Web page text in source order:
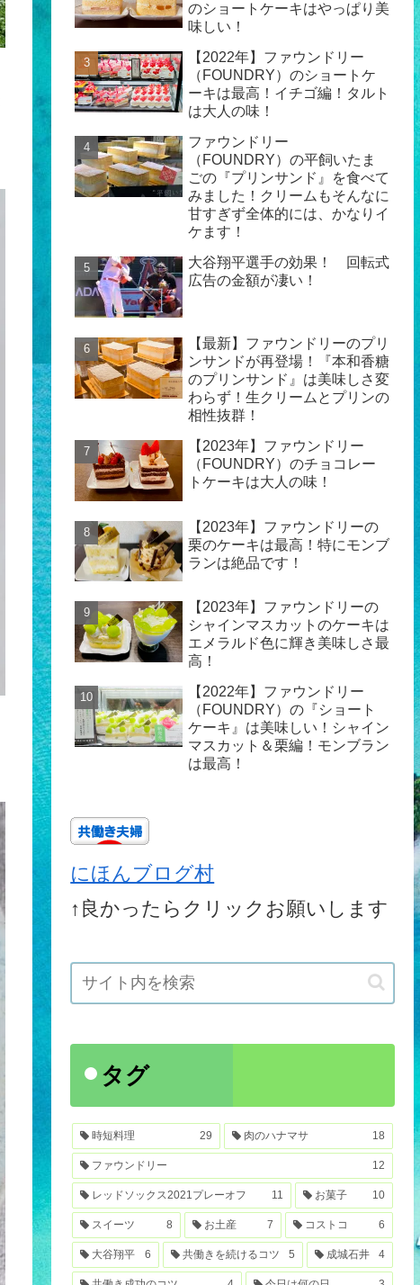
のショートケーキはやっぱり美
味しい！
【2022年】ファウンドリー
（FOUNDRY）のショートケ
ーキは最高！イチゴ編！タルト
は大人の味！
ファウンドリー
（FOUNDRY）の平飼いたま
ごの『プリンサンド』を食べて
みました！クリームもそんなに
甘すぎず全体的には、かなりイ
ケます！
大谷翔平選手の効果！ 回転式
広告の金額が凄い！
【最新】ファウンドリーのプリ
ンサンドが再登場！『本和香糖
のプリンサンド』は美味しさ変
わらず！生クリームとプリンの
相性抜群！
【2023年】ファウンドリー
（FOUNDRY）のチョコレー
トケーキは大人の味！
【2023年】ファウンドリーの
栗のケーキは最高！特にモンブ
ランは絶品です！
【2023年】ファウンドリーの
シャインマスカットのケーキは
エメラルド色に輝き美味しさ最
高！
【2022年】ファウンドリー
（FOUNDRY）の『ショート
ケーキ』は美味しい！シャイン
マスカット＆栗編！モンブラン
は最高！
にほんブログ村
↑良かったらクリックお願いします
タグ
時短料理 29 肉のハナマサ 18
ファウンドリー 12
レッドソックス2021プレーオフ 11 お菓子 10
スイーツ 8 お土産 7 コストコ 6
大谷翔平 6 共働きを続けるコツ 5 成城石井 4